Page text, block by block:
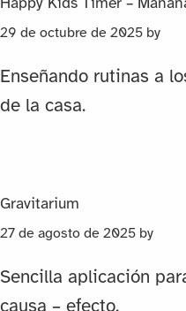
Happy Kids Timer –
29 de octubre de 2025 by
Enseñando rutinas a
de la casa.
Gravitarium
27 de agosto de 2025 by
Sencilla aplicación
causa – efecto.